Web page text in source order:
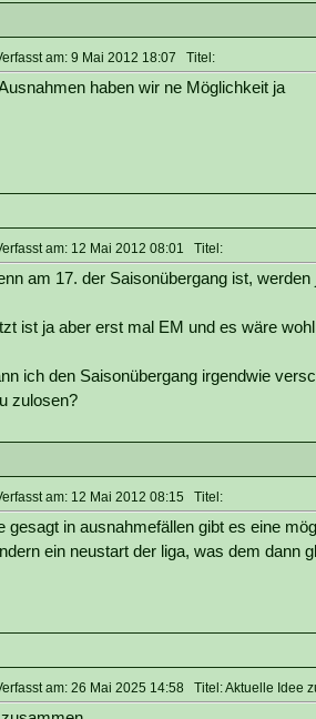
am: 9 Mai 2012 18:07 Titel:
haben wir ne Möglichkeit ja
am: 12 Mai 2012 08:01 Titel:
am 17. der Saisonübergang ist,
ist ja aber erst mal EM und es wäre
ich den Saisonübergang irgendwie
zulosen?
am: 12 Mai 2012 08:15 Titel:
gesagt in ausnahmefällen gibt es eine
ein neustart der liga, was dem dann
am: 26 Mai 2025 14:58 Titel: Aktuelle Idee